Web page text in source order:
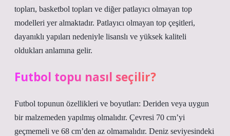
topları, basketbol topları ve diğer patlayıcı olmayan top
modelleri yer almaktadır. Patlayıcı olmayan top çeşitleri,
dayanıklı yapıları nedeniyle lisanslı ve yüksek kaliteli
oldukları anlamına gelir.
Futbol topu nasıl seçilir?
Futbol topunun özellikleri ve boyutları: Deriden veya uygun
bir malzemeden yapılmış olmalıdır. Çevresi 70 cm’yi
geçmemeli ve 68 cm’den az olmamalıdır. Deniz seviyesindeki